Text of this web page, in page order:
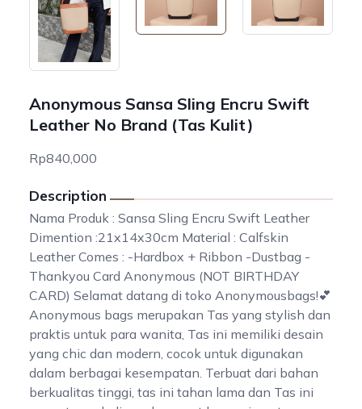
Anonymous Sansa Sling Encru Swift
Leather No Brand (Tas Kulit)
Rp840,000
Description
Nama Produk : Sansa Sling Encru Swift Leather
Dimention :21x14x30cm Material : Calfskin
Leather Comes : -Hardbox + Ribbon -Dustbag -
Thankyou Card Anonymous (NOT BIRTHDAY
CARD) Selamat datang di toko Anonymousbags!💕
Anonymous bags merupakan Tas yang stylish dan
praktis untuk para wanita, Tas ini memiliki desain
yang chic dan modern, cocok untuk digunakan
dalam berbagai kesempatan. Terbuat dari bahan
berkualitas tinggi, tas ini tahan lama dan Tas ini